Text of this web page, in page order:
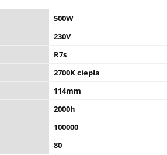
500W
230V
R7s
2700K ciepła
114mm
2000h
100000
80